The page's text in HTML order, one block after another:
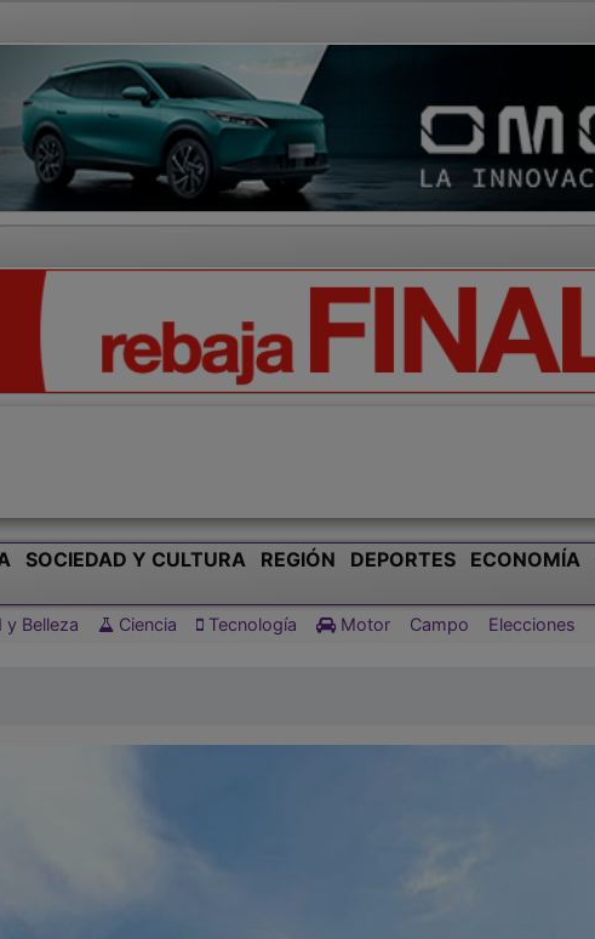
SOCIEDAD Y CULTURA REGIÓN DEPORTES ECONOMÍA
Belleza Ciencia Tecnología Motor Campo Elecciones